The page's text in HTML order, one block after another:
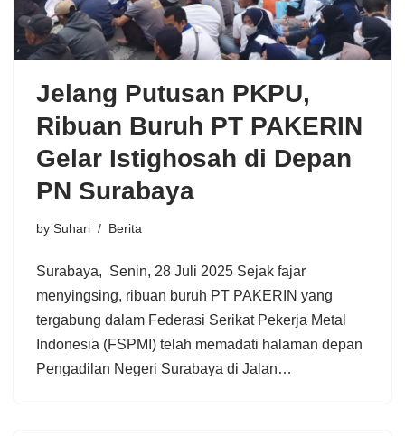
Jelang Putusan PKPU,
Ribuan Buruh PT PAKERIN
Gelar Istighosah di Depan
PN Surabaya
by Suhari Berita
Surabaya, Senin, 28 Juli 2025 Sejak fajar
menyingsing, ribuan buruh PT PAKERIN yang
tergabung dalam Federasi Serikat Pekerja Metal
Indonesia (FSPMI) telah memadati halaman depan
Pengadilan Negeri Surabaya di Jalan…